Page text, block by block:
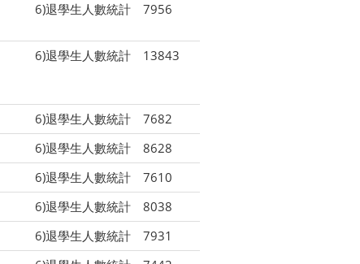
6)退學生人數統計 7956
6)退學生人數統計 13843
6)退學生人數統計
7682
6)退學生人數統計
8628
6)退學生人數統計
7610
6)退學生人數統計
8038
6)退學生人數統計
7931